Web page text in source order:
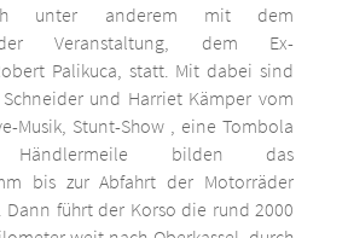
unter anderem mit dem
Veranstaltung, dem Ex-
Palikuca, statt. Mit dabei sind
und Harriet Kämper vom
Musik, Stunt-Show , eine Tombola
bilden das
bis zur Abfahrt der Motorräder
Dann führt der Korso die rund 2000